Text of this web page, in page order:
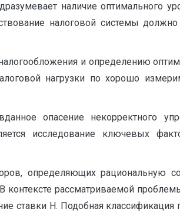
наличие оптимального
налоговой системы должно
и определению
нагрузки по хорошо
опасение некорректного
исследование ключевых
определяющих рациональную
рассматриваемой
ставки Н. Подобная